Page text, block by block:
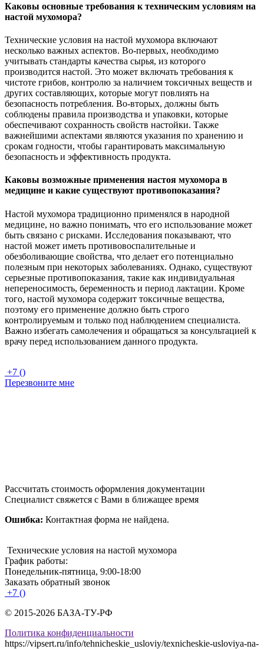
Каковы основные требования к техническим условиям на
настой мухомора?
Технические условия на настой мухомора включают
несколько важных аспектов. Во-первых, необходимо
учитывать стандарты качества сырья, из которого
производится настой. Это может включать требования к
чистоте грибов, контролю за наличием токсичных веществ и
других составляющих, которые могут повлиять на
безопасность потребления. Во-вторых, должны быть
соблюдены правила производства и упаковки, которые
обеспечивают сохранность свойств настойки. Также
важнейшими аспектами являются указания по хранению и
срокам годности, чтобы гарантировать максимальную
безопасность и эффективность продукта.
Каковы возможные применения настоя мухомора в
медицине и какие существуют противопоказания?
Настой мухомора традиционно применялся в народной
медицине, но важно понимать, что его использование может
быть связано с рисками. Исследования показывают, что
настой может иметь противовоспалительные и
обезболивающие свойства, что делает его потенциально
полезным при некоторых заболеваниях. Однако, существуют
серьезные противопоказания, такие как индивидуальная
непереносимость, беременность и период лактации. Кроме
того, настой мухомора содержит токсичные вещества,
поэтому его применение должно быть строго
контролируемым и только под наблюдением специалиста.
Важно избегать самолечения и обращаться за консультацией к
врачу перед использованием данного продукта.
+7 ()
Перезвоните мне
Рассчитать стоимость оформления документации
Специалист свяжется с Вами в ближащее время
Ошибка: Контактная форма не найдена.
Технические условия на настой мухомора
График работы:
Понедельник-пятница, 9:00-18:00
Заказать обратный звонок
+7 ()
© 2015-2026 БАЗА-ТУ-РФ
Политика конфиденциальности
https://vipsert.ru/info/tehnicheskie_usloviy/texnicheskie-usloviya-na-